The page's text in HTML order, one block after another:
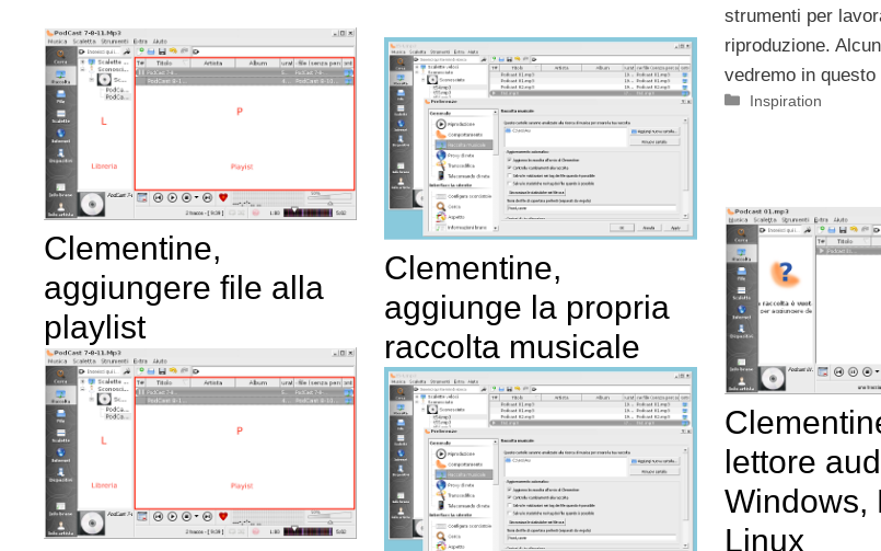
strumenti per
riproduzione.
vedremo in
Categorie
Inspiration
Clementine,
aggiungere file alla
playlist
Clementine,
aggiunge la propria
raccolta musicale
lettore
Windows,
Linux